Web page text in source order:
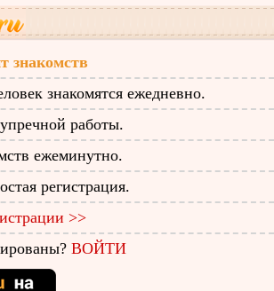
знакомств
знакомятся ежедневно.
работы.
ежеминутно.
регистрация.
>>
ВОЙТИ